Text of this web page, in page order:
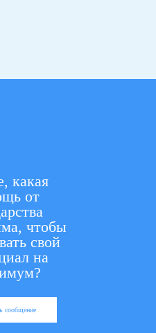
какая
от
чтобы
свой
на
сообщение